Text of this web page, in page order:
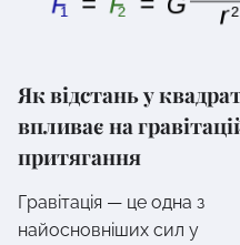
Як відстань у
впливає на
притягання
Гравітація — це одна з
найосновніших сил у